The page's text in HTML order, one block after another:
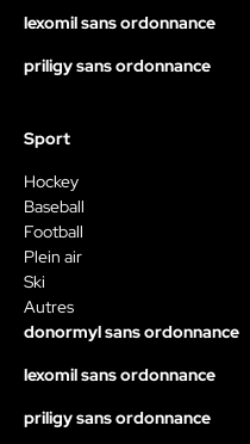
lexomil sans ordonnance
priligy sans ordonnance
Sport
Hockey
Baseball
Football
Plein air
Ski
Autres
donormyl sans ordonnance
lexomil sans ordonnance
priligy sans ordonnance